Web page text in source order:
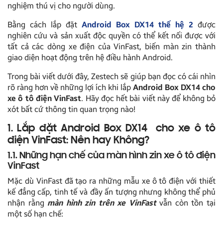
nghiệm thú vị cho người dùng.
Bằng cách lắp đặt Android Box DX14 thế hệ 2 được
nghiên cứu và sản xuất độc quyền có thể kết nối được với
tất cả các dòng xe điện của VinFast, biến màn zin thành
giao diện hoạt động trên hệ điều hành Android.
Trong bài viết dưới đây, Zestech sẽ giúp bạn đọc có cái nhìn
rõ ràng hơn về những lợi ích khi lắp Android Box DX14 cho
xe ô tô điện VinFast. Hãy đọc hết bài viết này để không bỏ
xót bất cứ thông tin quan trọng nào!
1. Lắp đặt Android Box DX14 cho xe ô tô
điện VinFast: Nên hay Không?
1.1. Những hạn chế của màn hình zin xe ô tô điện
VinFast
Mặc dù VinFast đã tạo ra những mẫu xe ô tô điện với thiết
kế đẳng cấp, tinh tế và đầy ấn tượng nhưng không thể phủ
nhận rằng màn hình zin trên xe VinFastvẫn còn tồn tại
một số hạn chế: